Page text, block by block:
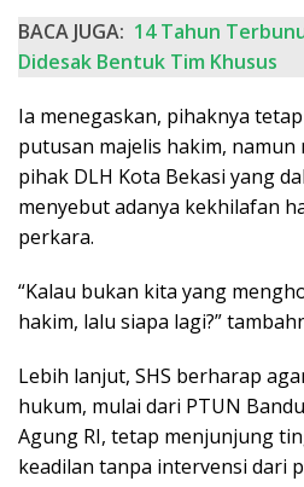
BACA JUGA: 14 Tahun
Didesak Bentuk Tim Khusus
Ia menegaskan, pihaknya
putusan majelis hakim, namun
pihak DLH Kota Bekasi yang
menyebut adanya kekhilafan
perkara.
“Kalau bukan kita yang
hakim, lalu siapa lagi?”
Lebih lanjut, SHS berharap
hukum, mulai dari PTUN
Agung RI, tetap menjunjung
keadilan tanpa intervensi dari